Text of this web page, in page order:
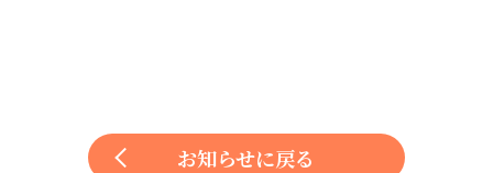
お知らせに戻る